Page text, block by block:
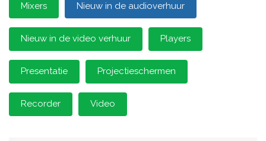
Mixers Nieuw in de audioverhuur
Nieuw in de video verhuur Players
Presentatie Projectieschermen
Recorder Video